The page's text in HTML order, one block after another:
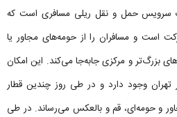
سرویس حمل و نقل ریلی مسافری است که
است و مسافران را از حومه‌های مجاور یا
بزرگ‌تر و مرکزی جابه‌جا می‌کند. این امکان
وجود دارد و در طی روز چندین قطار
و حومه‌ای، قم و بالعکس می‌رساند. در طی